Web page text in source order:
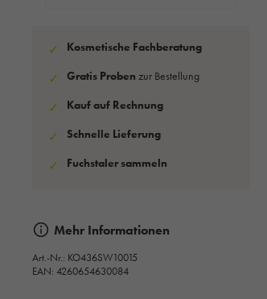
✓ Kosmetische Fachberatung
✓ Gratis Proben zur Bestellung
✓ Kauf auf Rechnung
✓ Schnelle Lieferung
✓ Fuchstaler sammeln
Mehr Informationen
Art.-Nr.: KO436SW10015
EAN: 4260654630084